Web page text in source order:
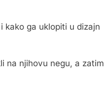
kako ga uklopiti u dizajn
na njihovu negu, a zatim